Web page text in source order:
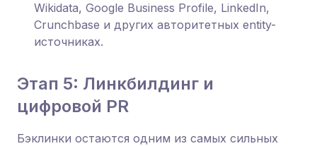
Wikidata, Google Business Profile, LinkedIn,
Crunchbase и других авторитетных entity-
источниках.
Этап 5: Линкбилдинг и
цифровой PR
Бэклинки остаются одним из самых сильных